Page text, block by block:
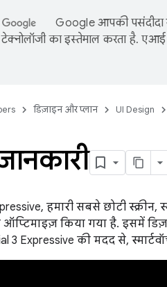
Google आपकी पसंदीदा
का इस्तेमाल करता है. एआई
डिज़ाइन और प्लान UI Design
हमारी सबसे छोटी स्क्रीन,
किया गया है. इसमें
3 Expressive की मदद से,